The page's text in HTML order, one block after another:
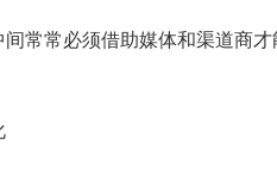
常常必须借助媒体和渠道商